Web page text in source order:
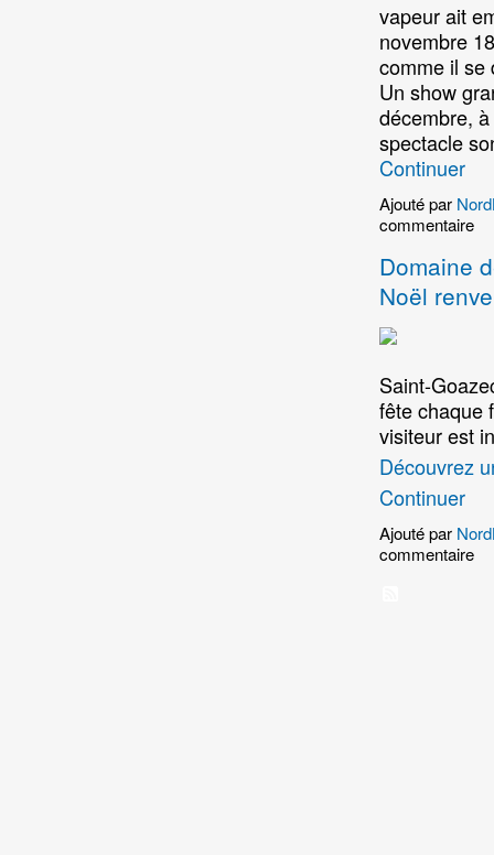
vapeur ait
novembre
comme il se
Un show
décembre,
spectacle
Continuer
Ajouté par
commentaire
Domaine
Noël
Saint-
fête chaque
visiteur est
Découvrez
Continuer
Ajouté par
commentaire